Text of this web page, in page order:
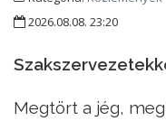
2026.08.08. 23:20
Megtört a jég,